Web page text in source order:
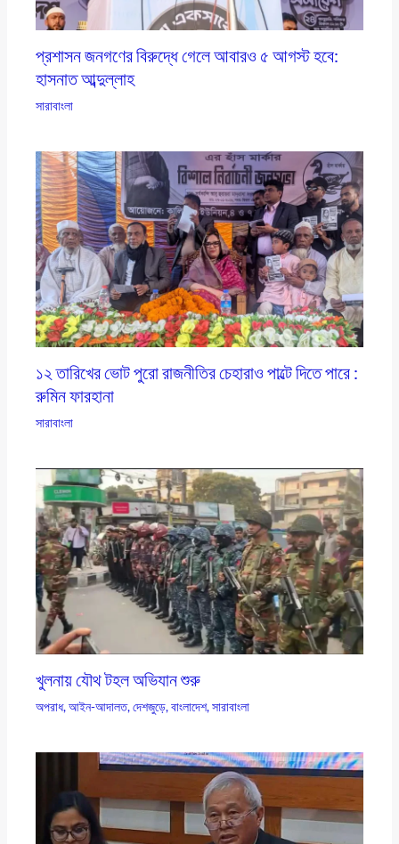
প্রশাসন জনগণের বিরুদ্ধে গেলে আবারও ৫ আগস্ট হবে:
হাসনাত আব্দুল্লাহ
সারাবাংলা
১২ তারিখের ভোট পুরো রাজনীতির চেহারাও পাল্টে দিতে পারে :
রুমিন ফারহানা
সারাবাংলা
খুলনায় যৌথ টহল অভিযান শুরু
অপরাধ,আইন-আদালত,দেশজুড়ে,বাংলাদেশ,সারাবাংলা